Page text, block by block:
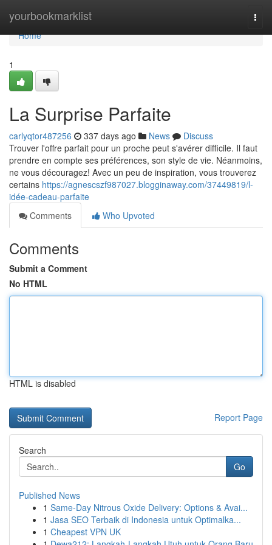
yourbookmarklist
Home
Home
1
La Surprise Parfaite
carlyqtor487256 337 days ago News
Discuss
Trouver l'offre parfait pour un proche peut s'avérer difficile. Il faut
prendre en compte ses préférences, son style de vie. Néanmoins,
ne vous découragez! Avec un peu de inspiration, vous trouverez
certains https://agnescszf987027.blogginaway.com/37449819/l-
idée-cadeau-parfaite
Comments
Who Upvoted
Comments
Submit a Comment
No HTML
HTML is disabled
Report Page
Search
Go
Published News
1 Same-Day Nitrous Oxide Delivery: Options & Avai...
1 Jasa SEO Terbaik di Indonesia untuk Optimalka...
1 Cheapest VPN UK